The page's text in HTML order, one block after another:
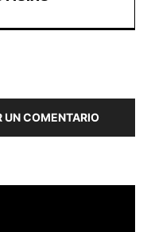
UN COMENTARIO